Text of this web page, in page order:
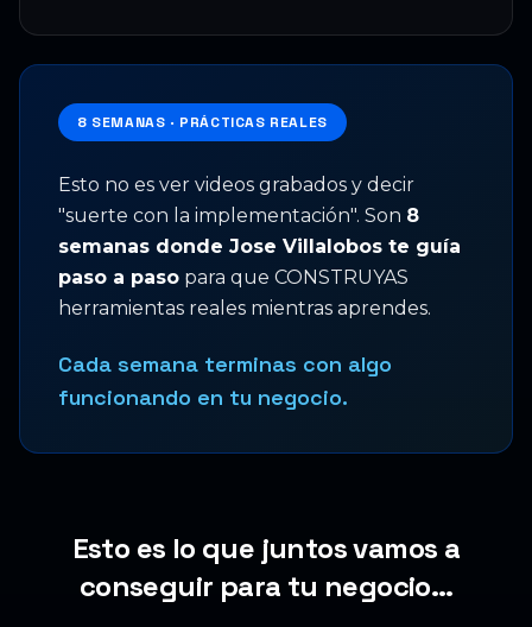
8 SEMANAS · PRÁCTICAS REALES
Esto no es ver videos grabados y decir
"suerte con la implementación". Son 8
semanas donde Jose Villalobos te guía
paso a paso para que CONSTRUYAS
herramientas reales mientras aprendes.
Cada semana terminas con algo
funcionando en tu negocio.
Esto es lo que juntos vamos a
conseguir para tu negocio…